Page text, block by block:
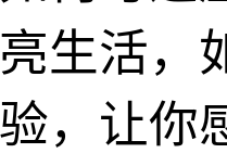
生活，
，让你